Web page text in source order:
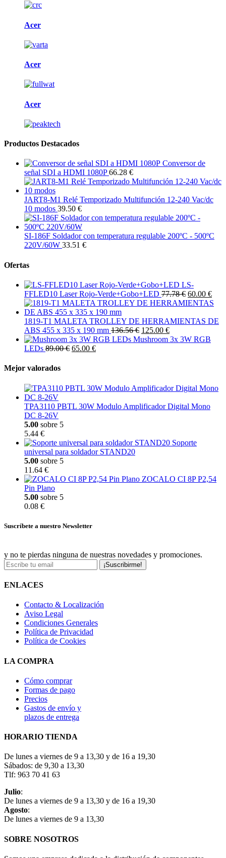
Acer
Acer
Acer
Productos Destacados
Conversor de
señal SDI a HDMI 1080P 66.28 €
JART8-M1 Relé Temporizado Multifunción 12-240 Vac/dc
10 modos 39.50 €
SI-186F Soldador con temperatura regulable 200ºC - 500ºC
220V/60W 33.51 €
Ofertas
LS-
FFLED10 Laser Rojo-Verde+Gobo+LED 77.78 € 60.00 €
1819-T1 MALETA TROLLEY DE HERRAMIENTAS DE
ABS 455 x 335 x 190 mm 136.56 € 125.00 €
Mushroom 3x 3W RGB
LEDs 89.00 € 65.00 €
Mejor valorados
TPA3110 PBTL 30W Modulo Amplificador Digital Mono
DC 8-26V
5.00 sobre 5
5.44 €
Soporte
universal para soldador STAND20
5.00 sobre 5
11.64 €
ZOCALO CI 8P P2,54
Pin Plano
5.00 sobre 5
0.08 €
Suscríbete a nuestro Newsletter
y no te pierdas ninguna de nuestras novedades y promociones.
¡Suscribirme!
ENLACES
Contacto & Localización
Aviso Legal
Condiciones Generales
Política de Privacidad
Política de Cookies
LA COMPRA
Cómo comprar
Formas de pago
Precios
Gastos de envío y
plazos de entrega
HORARIO TIENDA
De lunes a viernes de 9 a 13,30 y de 16 a 19,30
Sábados: de 9,30 a 13,30
Tlf: 963 70 41 63
Julio:
De lunes a viernes de 9 a 13,30 y de 16 a 19,30
Agosto:
De lunes a viernes de 9 a 13,30
SOBRE NOSOTROS